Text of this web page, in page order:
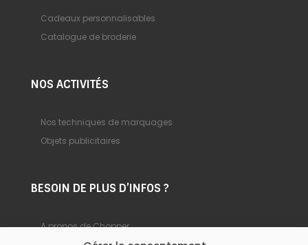
Cadeaux personnalisables
Catalogue de broderie
NOS ACTIVITÉS
Nos techniques de marquages
Objets publicitaires
BESOIN DE PLUS D’INFOS ?
A propos de Chopper